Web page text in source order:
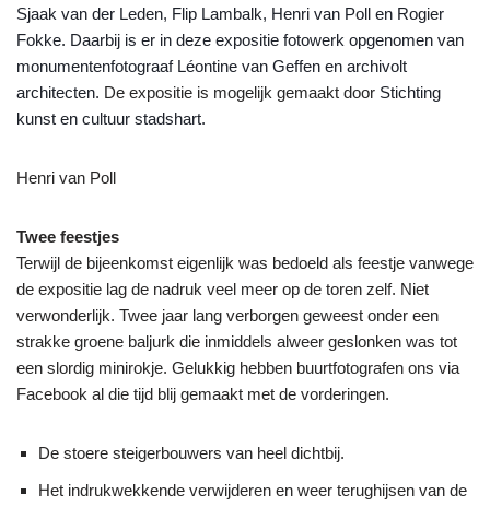
Sjaak van der Leden, Flip Lambalk, Henri van Poll en Rogier
Fokke. Daarbij is er in deze expositie fotowerk opgenomen van
monumentenfotograaf Léontine van Geffen en archivolt
architecten. De expositie is mogelijk gemaakt door Stichting
kunst en cultuur stadshart.
Henri van Poll
Twee feestjes
Terwijl de bijeenkomst eigenlijk was bedoeld als feestje vanwege
de expositie lag de nadruk veel meer op de toren zelf. Niet
verwonderlijk. Twee jaar lang verborgen geweest onder een
strakke groene baljurk die inmiddels alweer geslonken was tot
een slordig minirokje. Gelukkig hebben buurtfotografen ons via
Facebook al die tijd blij gemaakt met de vorderingen.
De stoere steigerbouwers van heel dichtbij.
Het indrukwekkende verwijderen en weer terughijsen van de